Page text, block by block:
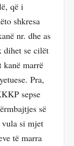
që i
shkresa
nr. dhe as
dihet se cilët
kanë marrë
Pra,
sepse
së
si mjet
të marra